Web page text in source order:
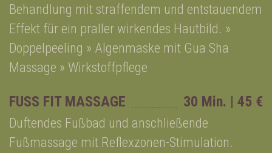
Behandlung mit straffendem und entstauendem
Effekt für ein praller wirkendes Hautbild. »
Doppelpeeling » Algenmaske mit Gua Sha
Massage » Wirkstoffpflege
FUSS FIT MASSAGE 30 Min. | 45 €
Duftendes Fußbad und anschließende
Fußmassage mit Reflexzonen-Stimulation.